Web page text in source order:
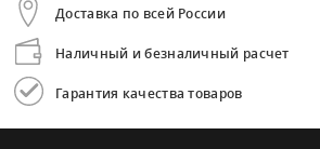
Доставка по всей России
Наличный и безналичный расчет
Гарантия качества товаров